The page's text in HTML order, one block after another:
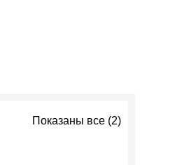
Показаны все (2)